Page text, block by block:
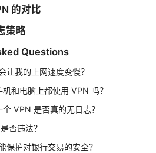
的对比
策略
Questions
让我的上网速度变慢？
和电脑上都使用 VPN 吗？
VPN 是否真的无日志？
否违法？
保护对银行交易的安全？